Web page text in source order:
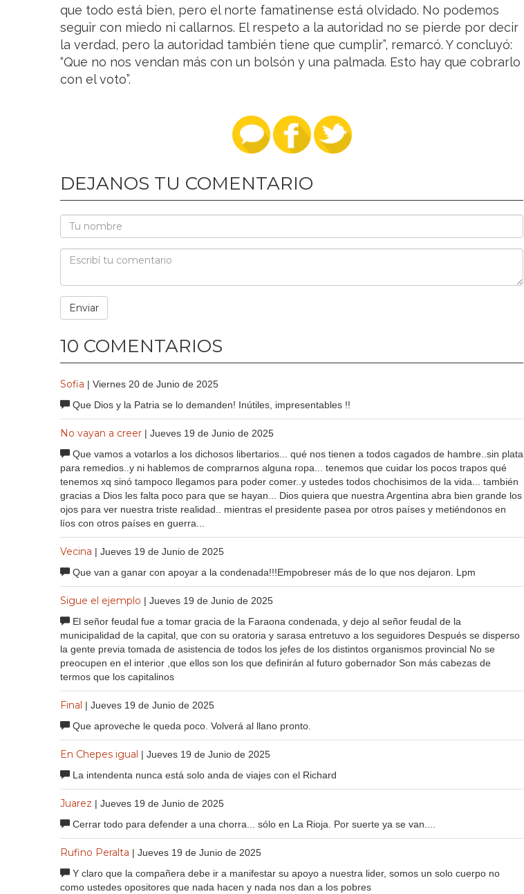
que todo está bien, pero el norte famatinense está olvidado. No podemos
seguir con miedo ni callarnos. El respeto a la autoridad no se pierde por decir
la verdad, pero la autoridad también tiene que cumplir”, remarcó. Y concluyó:
“Que no nos vendan más con un bolsón y una palmada. Esto hay que cobrarlo
con el voto”.
DEJANOS TU COMENTARIO
10 COMENTARIOS
Sofia | Viernes 20 de Junio de 2025
Que Dios y la Patria se lo demanden! Inútiles, impresentables !!
No vayan a creer | Jueves 19 de Junio de 2025
Que vamos a votarlos a los dichosos libertarios... qué nos tienen a todos cagados de hambre..sin plata
para remedios..y ni hablemos de comprarnos alguna ropa... tenemos que cuidar los pocos trapos qué
tenemos xq sinó tampoco llegamos para poder comer..y ustedes todos chochisimos de la vida... también
gracias a Dios les falta poco para que se hayan... Dios quiera que nuestra Argentina abra bien grande los
ojos para ver nuestra triste realidad.. mientras el presidente pasea por otros países y metiéndonos en
líos con otros países en guerra...
Vecina | Jueves 19 de Junio de 2025
Que van a ganar con apoyar a la condenada!!!Empobreser más de lo que nos dejaron. Lpm
Sigue el ejemplo | Jueves 19 de Junio de 2025
El señor feudal fue a tomar gracia de la Faraona condenada, y dejo al señor feudal de la
municipalidad de la capital, que con su oratoria y sarasa entretuvo a los seguidores Después se disperso
la gente previa tomada de asistencia de todos los jefes de los distintos organismos provincial No se
preocupen en el interior ,que ellos son los que definirán al futuro gobernador Son más cabezas de
termos que los capitalinos
Final | Jueves 19 de Junio de 2025
Que aproveche le queda poco. Volverá al llano pronto.
En Chepes igual | Jueves 19 de Junio de 2025
La intendenta nunca está solo anda de viajes con el Richard
Juarez | Jueves 19 de Junio de 2025
Cerrar todo para defender a una chorra... sólo en La Rioja. Por suerte ya se van....
Rufino Peralta | Jueves 19 de Junio de 2025
Y claro que la compañera debe ir a manifestar su apoyo a nuestra lider, somos un solo cuerpo no
como ustedes opositores que nada hacen y nada nos dan a los pobres